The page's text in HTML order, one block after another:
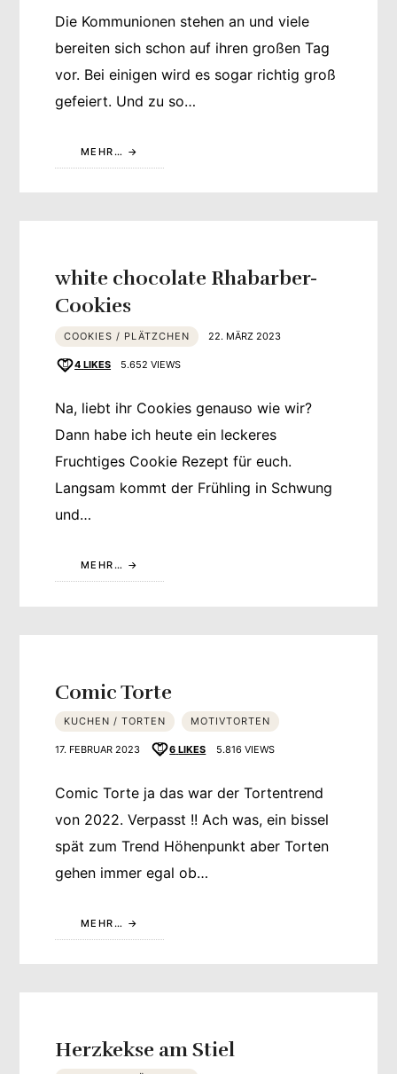
Die Kommunionen stehen an und viele
bereiten sich schon auf ihren großen Tag
vor. Bei einigen wird es sogar richtig groß
gefeiert. Und zu so…
MEHR…
white chocolate Rhabarber-
Cookies
COOKIES / PLÄTZCHEN 22. MÄRZ 2023
4 LIKES 5.652 VIEWS
Na, liebt ihr Cookies genauso wie wir?
Dann habe ich heute ein leckeres
Fruchtiges Cookie Rezept für euch.
Langsam kommt der Frühling in Schwung
und…
MEHR…
Comic Torte
KUCHEN / TORTEN MOTIVTORTEN
17. FEBRUAR 2023 6 LIKES 5.816 VIEWS
Comic Torte ja das war der Tortentrend
von 2022. Verpasst !! Ach was, ein bissel
spät zum Trend Höhenpunkt aber Torten
gehen immer egal ob…
MEHR…
Herzkekse am Stiel